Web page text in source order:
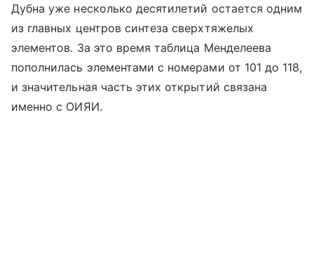
Дубна уже несколько десятилетий остается одним
из главных центров синтеза сверхтяжелых
элементов. За это время таблица Менделеева
пополнилась элементами с номерами от 101 до 118,
и значительная часть этих открытий связана
именно с ОИЯИ.